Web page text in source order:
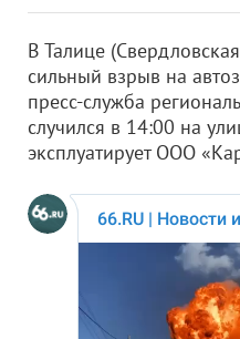
В Талице
сильный взрыв на
пресс-служба
случился в 14:00 на
эксплуатирует ООО